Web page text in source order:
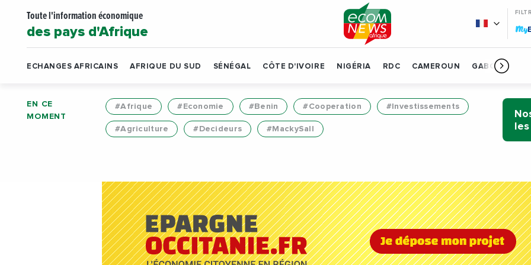
Toute l'information économique
des pays d'Afrique My
ECHANGES AFRICAINS AFRIQUE DU SUD SÉNÉGAL CÔTE D'IVOIRE NIGÉRIA RDC CAMEROUN GABON
EN CE
MOMENT
#Afrique #Economie #Benin #Cooperation #Investissements
#Agriculture #Decideurs #MackySall